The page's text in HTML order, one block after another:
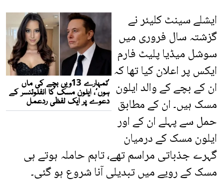
ایشلے سینٹ کلیئر نے
گزشتہ سال فروری میں
سوشل میڈیا پلیٹ فارم
ایکس پر اعلان کیا تھا کہ
ان کے بچے کے والد ایلون
مسک ہیں۔ ان کے مطابق
حمل سے پہلے ان کے اور
ایلون مسک کے درمیان
گہرے جذباتی مراسم تھے، تاہم حاملہ ہوتے ہی
مسک کے رویے میں تبدیلی آنا شروع ہو گئی۔